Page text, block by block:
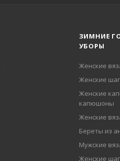
ЗИМНИЕ
УБОРЫ
Женские
Женские
Женские
капюшоны
Женские
Береты из
Мужские
Женские